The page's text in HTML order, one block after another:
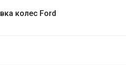
колес Ford